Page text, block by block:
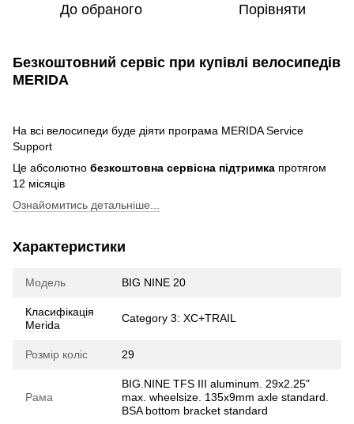
До обраного Порівняти
Безкоштовний сервіс при купівлі велосипедів
MERIDA
На всі велосипеди буде діяти програма MERIDA Service
Support
Це абсолютно безкоштовна сервісна підтримка протягом
12 місяців
Ознайомитись детальніше...
Характеристики
Модель BIG NINE 20
Класифікація
Merida
Category 3: XC+TRAIL
Розмір коліс 29
Рама
BIG.NINE TFS III aluminum. 29x2.25"
max. wheelsize. 135x9mm axle standard.
BSA bottom bracket standard